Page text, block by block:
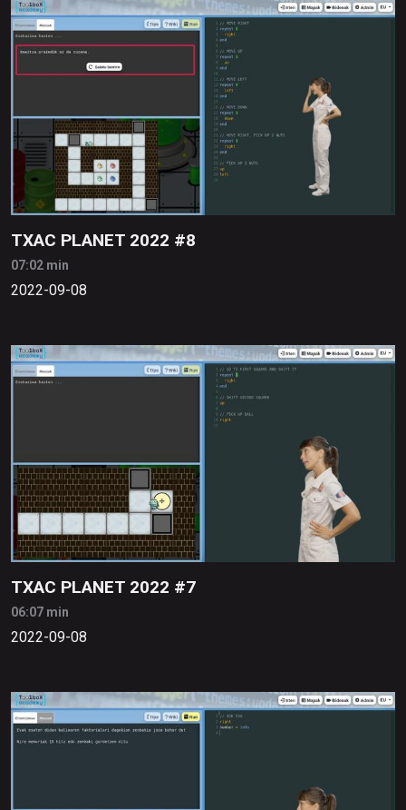
TXAC PLANET 2022 #8
07:02 min
2022-09-08
TXAC PLANET 2022 #7
06:07 min
2022-09-08